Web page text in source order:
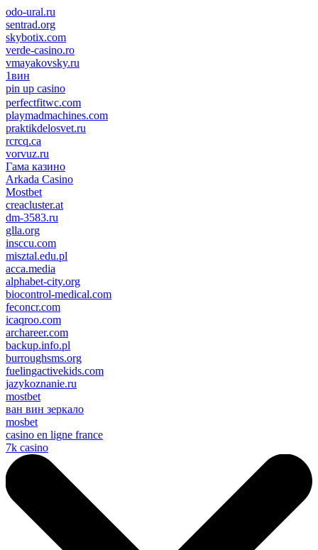
odo-ural.ru
sentrad.org
skybotix.com
verde-casino.ro
vmayakovsky.ru
1вин
pin up casino
пин ап
1win
perfectfitwc.com
playmadmachines.com
praktikdelosvet.ru
rcrcq.ca
vorvuz.ru
Гама казино
Arkada Casino
Mostbet
creacluster.at
dm-3583.ru
glla.org
insccu.com
misztal.edu.pl
acca.media
alphabet-city.org
biocontrol-medical.com
feconcr.com
icaqroo.com
archareer.com
backup.info.pl
burroughsms.org
fuelingactivekids.com
jazykoznanie.ru
mostbet
ван вин зеркало
mosbet
casino en ligne france
7k casino